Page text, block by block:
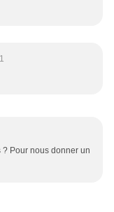
Pour nous donner un